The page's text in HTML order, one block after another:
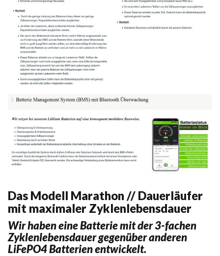
Das Modell Marathon // Dauerläufer
mit maximaler Zyklenlebensdauer
Wir haben eine Batterie mit der 3-fachen
Zyklenlebensdauer gegenüber anderen
LiFePO4 Batterien entwickelt.